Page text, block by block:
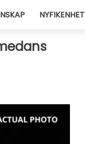
NYFIKENHET